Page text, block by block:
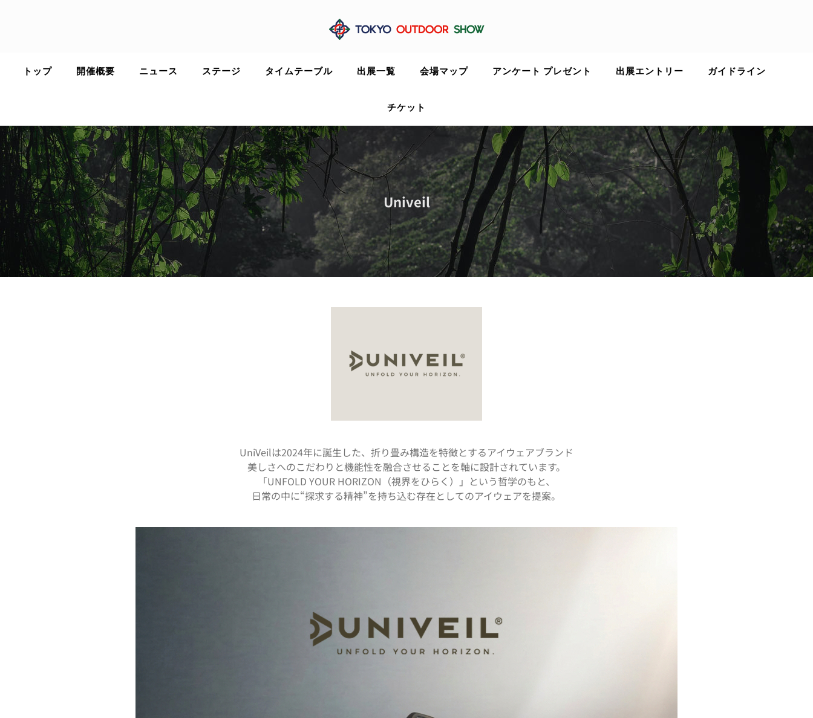
トップ 開催概要 ニュース ステージ タイムテーブル 出展一覧 会場マップ アンケート プレゼント 出展エントリー ガイドライン
チケット
Univeil
UniVeilは2024年に誕生した、折り畳み構造を特徴とするアイウェアブランド
美しさへのこだわりと機能性を融合させることを軸に設計されています。
「UNFOLD YOUR HORIZON（視界をひらく）」という哲学のもと、
日常の中に“探求する精神”を持ち込む存在としてのアイウェアを提案。